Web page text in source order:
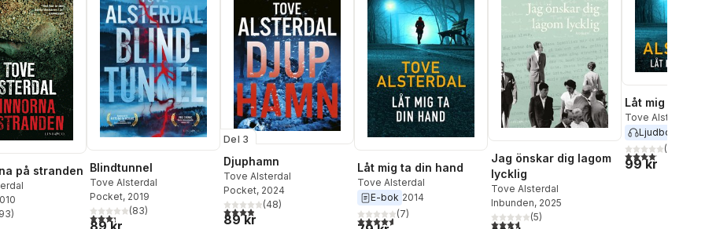
på stranden
Totalt antal röster:
93)
Blindtunnel
Tove Alsterdal
Pocket, 2019
3,3utav 5 stjärnor. Totalt antal röster:
(83)
Del 3
Djuphamn
Tove Alsterdal
Pocket, 2024
3,9utav 5 stjärnor. Totalt antal röster:
(48)
89 kr
Låt mig ta din hand
Tove Alsterdal
E-bok 2014
4,6utav 5 stjärnor. Totalt antal röster:
(7)
Jag önskar dig lagom
lycklig
Tove Alsterdal
Inbunden, 2025
3,6utav 5 stjärnor. Totalt antal röster:
(5)
Låt mig ta din
Tove Alsterdal
Ljudbok
4,1utav 5(
99 kr